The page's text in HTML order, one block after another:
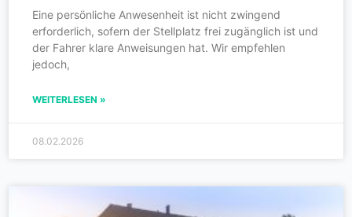
Eine persönliche Anwesenheit ist nicht zwingend
erforderlich, sofern der Stellplatz frei zugänglich ist und
der Fahrer klare Anweisungen hat. Wir empfehlen
jedoch,
WEITERLESEN »
08.02.2026